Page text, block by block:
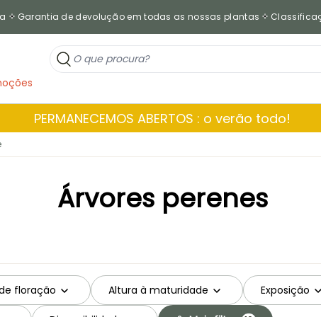
Garantia de devolução em todas as nossas plantas
PERMANECEMOS ABERTOS : o verão todo!
Árvores perenes
floração Altura à maturidade Exposição